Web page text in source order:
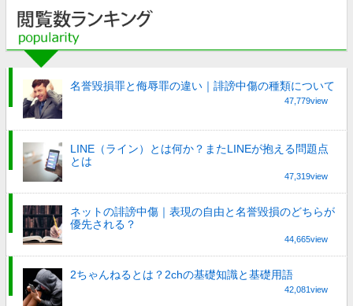
名誉毀損罪と侮辱罪の違い｜誹謗中傷の種類について
47,779view
LINE（ライン）とは何か？またLINEが抱える問題点
とは
47,319view
ネットの誹謗中傷｜表現の自由と名誉毀損のどちらが
優先される？
44,665view
2ちゃんねるとは？2chの基礎知識と基礎用語
42,081view